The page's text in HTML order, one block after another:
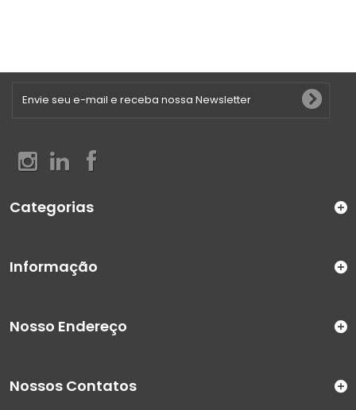
Categorias
Informação
Nosso Endereço
Nossos Contatos